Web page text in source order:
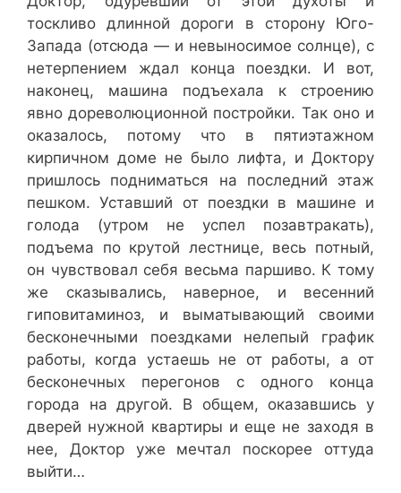
тоскливо длинной дороги в сторону Юго-
Запада (отсюда — и невыносимое солнце), с
нетерпением ждал конца поездки. И вот,
наконец, машина подъехала к строению
явно дореволюционной постройки. Так оно и
оказалось, потому что в пятиэтажном
кирпичном доме не было лифта, и Доктору
пришлось подниматься на последний этаж
пешком. Уставший от поездки в машине и
голода (утром не успел позавтракать),
подъема по крутой лестнице, весь потный,
он чувствовал себя весьма паршиво. К тому
же сказывались, наверное, и весенний
гиповитаминоз, и выматывающий своими
бесконечными поездками нелепый график
работы, когда устаешь не от работы, а от
бесконечных перегонов с одного конца
города на другой. В общем, оказавшись у
дверей нужной квартиры и еще не заходя в
нее, Доктор уже мечтал поскорее оттуда
выйти…